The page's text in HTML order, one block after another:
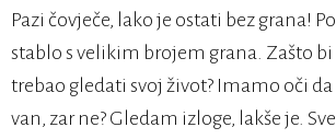
Pazi čovječe, lako je ostati bez grana!
stablo s velikim brojem grana. Zašto
trebao gledati svoj život? Imamo oči
van, zar ne? Gledam izloge, lakše je.